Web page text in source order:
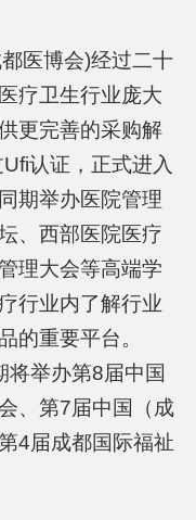
医博会)经过二十
疗卫生行业庞大
更完善的采购解
认证，正式进入
期举办医院管理
、西部医院医疗
理大会等高端学
行业内了解行业
的重要平台。
将举办第8届中国
、第7届中国（成
4届成都国际福祉